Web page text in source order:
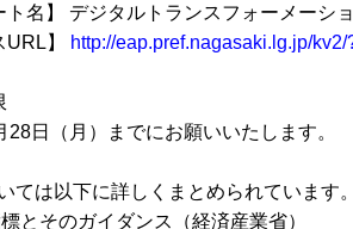
名】 デジタルトランスフォーメーシ
URL 】 http://eap.pref.nagasaki.lg.jp/
28日（月）までにお願いいたします。
ては以下に詳しくまとめられています
とそのガイダンス（経済産業省）